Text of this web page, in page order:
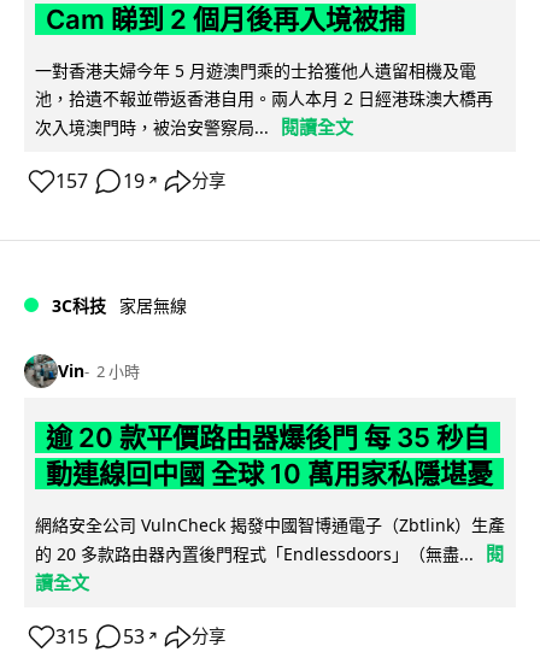
Cam 睇到 2 個月後再入境被捕
一對香港夫婦今年 5 月遊澳門乘的士拾獲他人遺留相機及電
池，拾遺不報並帶返香港自用。兩人本月 2 日經港珠澳大橋再
次入境澳門時，被治安警察局...
閱讀全文
157 19 ↗ 分享
3C科技 家居無線
Vin 2 小時
逾 20 款平價路由器爆後門 每 35 秒自
動連線回中國 全球 10 萬用家私隱堪憂
網絡安全公司 VulnCheck 揭發中國智博通電子（Zbtlink）生產
的 20 多款路由器內置後門程式「Endlessdoors」（無盡...
閱
讀全文
315 53 ↗ 分享